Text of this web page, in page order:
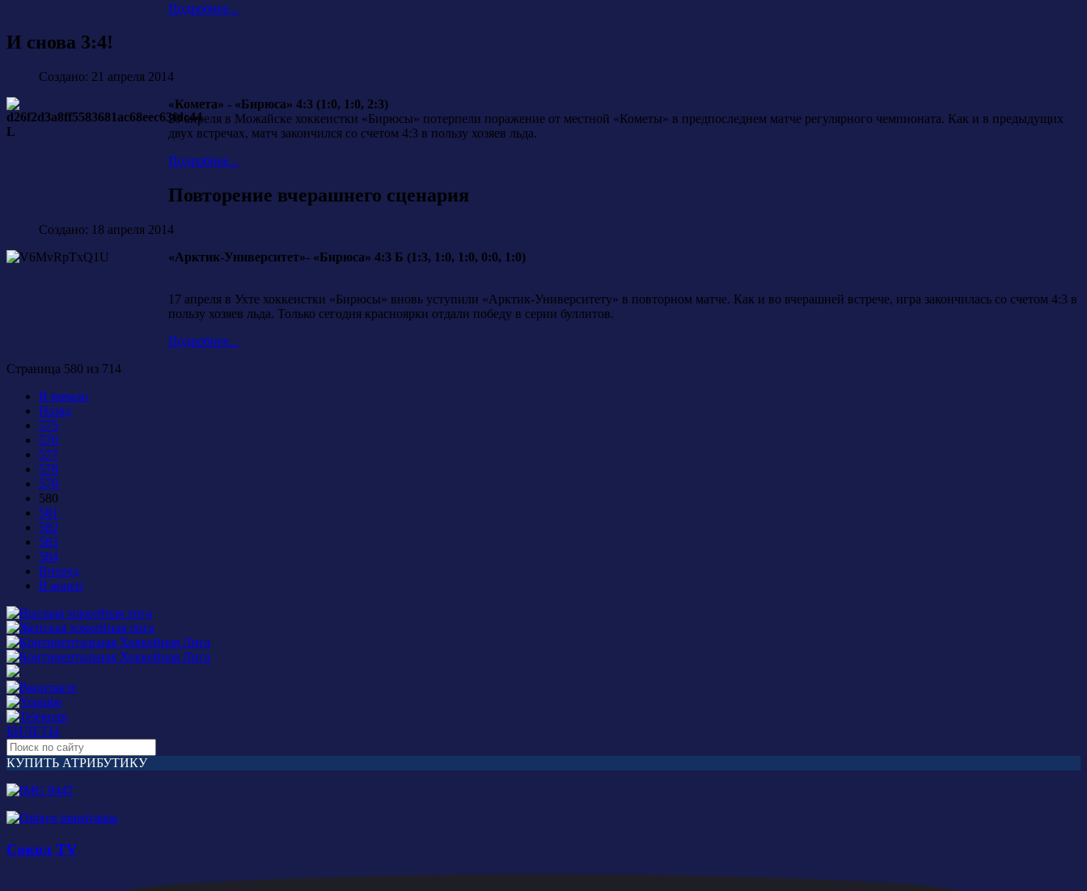
Подробнее...
И снова 3:4!
Создано: 21 апреля 2014
«Комета» - «Бирюса» 4:3 (1:0, 1:0, 2:3)
20 апреля в Можайске хоккеистки «Бирюсы» потерпели поражение от местной «Кометы» в предпоследнем матче регулярного чемпионата. Как и в предыдущих
двух встречах, матч закончился со счетом 4:3 в пользу хозяев льда.
Подробнее...
Повторение вчерашнего сценария
Создано: 18 апреля 2014
«Арктик-Университет»- «Бирюса» 4:3 Б (1:3, 1:0, 1:0, 0:0, 1:0)
17 апреля в Ухте хоккеистки «Бирюсы» вновь уступили «Арктик-Университету» в повторном матче. Как и во вчерашней встрече, игра закончилась со счетом 4:3 в
пользу хозяев льда. Только сегодня красноярки отдали победу в серии буллитов.
Подробнее...
Страница 580 из 714
В начало
Назад
575
576
577
578
579
580
581
582
583
584
Вперед
В конец
БИЛЕТЫ
КУПИТЬ АТРИБУТИКУ
Сокол TV